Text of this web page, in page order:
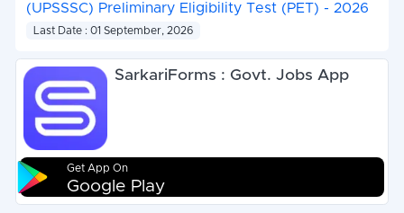
(UPSSSC) Preliminary Eligibility Test (PET) - 2026
Last Date : 01 September, 2026
SarkariForms : Govt. Jobs App
Get App On
Google Play